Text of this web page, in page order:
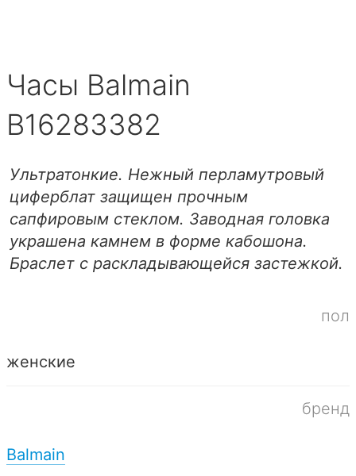
Часы Balmain
B16283382
Ультратонкие. Нежный перламутровый
циферблат защищен прочным
сапфировым стеклом. Заводная головка
украшена камнем в форме кабошона.
Браслет с раскладывающейся застежкой.
пол
женские
бренд
Balmain